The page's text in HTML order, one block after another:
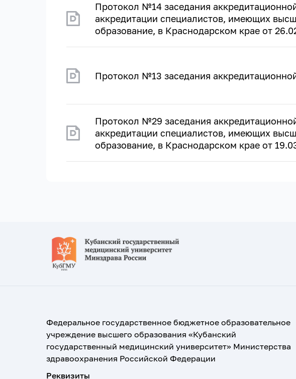
Протокол №14 заседания
аккредитации специалистов, имеющих
образование, в Краснодарском крае от
Протокол №13 заседания
Протокол №29 заседания
аккредитации специалистов, имеющих
образование, в Краснодарском крае от
Федеральное государственное бюджетное образовательное
учреждение высшего образования «Кубанский
государственный медицинский университет» Министерства
здравоохранения Российской Федерации
Реквизиты